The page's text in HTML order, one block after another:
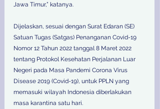
Jawa Timur,” katanya.
Dijelaskan, sesuai dengan Surat Edaran (SE)
Satuan Tugas (Satgas) Penanganan Covid-19
Nomor 12 Tahun 2022 tanggal 8 Maret 2022
tentang Protokol Kesehatan Perjalanan Luar
Negeri pada Masa Pandemi Corona Virus
Disease 2019 (Covid-19), untuk PPLN yang
memasuki wilayah Indonesia diberlakukan
masa karantina satu hari.